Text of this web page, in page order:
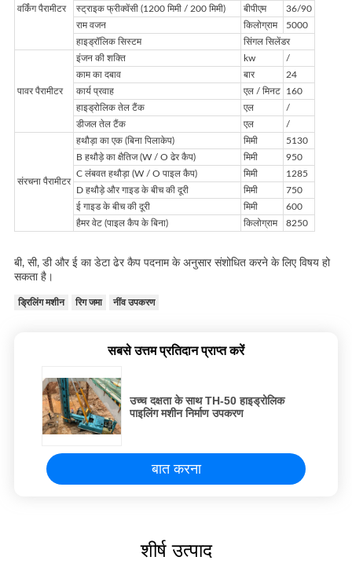
वर्किंग पैरामीटर
स्ट्राइक फ्रीक्वेंसी (1200 मिमी / 200 मिमी)
बीपीएम
36/90
राम वजन
किलोग्राम
5000
हाइड्रॉलिक सिस्टम
सिंगल सिलेंडर
पावर पैरामीटर
इंजन की शक्ति kw
/
काम का दबाव
बार
24
कार्य प्रवाह
एल / मिनट
160
हाइड्रोलिक तेल टैंक
एल
/
डीजल तेल टैंक
एल /
संरचना पैरामीटर
हथौड़ा का एक (बिना पिलाकेप) मिमी
5130
B हथौड़े का क्षैतिज (W / O ढेर कैप)
मिमी
950
C लंबवत हथौड़ा (W / O पाइल कैप)
मिमी
1285
D हथौड़े और गाइड के बीच की दूरी
मिमी
750
ई गाइड के बीच की दूरी
मिमी
600
हैमर वेट (पाइल कैप के बिना)
किलोग्राम 8250
बी, सी, डी और ई का डेटा ढेर कैप पदनाम के अनुसार संशोधित करने के लिए विषय हो
सकता है।
ड्रिलिंग मशीन रिग जमा नींव उपकरण
सबसे उत्तम प्रतिदान प्राप्त करें
उच्च दक्षता के साथ TH-50 हाइड्रोलिक
पाइलिंग मशीन निर्माण उपकरण
बात करना
शीर्ष उत्पाद